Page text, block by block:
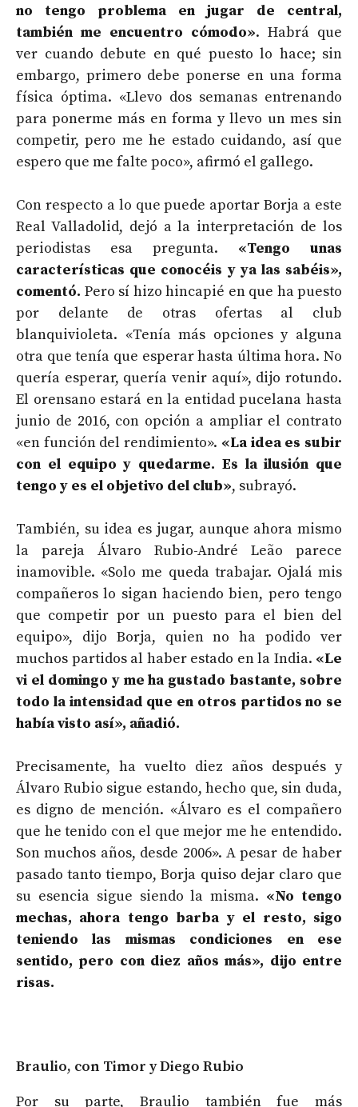
no tengo problema en jugar de central,
también me encuentro cómodo». Habrá que
ver cuando debute en qué puesto lo hace; sin
embargo, primero debe ponerse en una forma
física óptima. «Llevo dos semanas entrenando
para ponerme más en forma y llevo un mes sin
competir, pero me he estado cuidando, así que
espero que me falte poco», afirmó el gallego.
Con respecto a lo que puede aportar Borja a este
Real Valladolid, dejó a la interpretación de los
periodistas esa pregunta. «Tengo unas
características que conocéis y ya las sabéis»,
comentó. Pero sí hizo hincapié en que ha puesto
por delante de otras ofertas al club
blanquivioleta. «Tenía más opciones y alguna
otra que tenía que esperar hasta última hora. No
quería esperar, quería venir aquí», dijo rotundo.
El orensano estará en la entidad pucelana hasta
junio de 2016, con opción a ampliar el contrato
«en función del rendimiento». «La idea es subir
con el equipo y quedarme. Es la ilusión que
tengo y es el objetivo del club», subrayó.
También, su idea es jugar, aunque ahora mismo
la pareja Álvaro Rubio-André Leão parece
inamovible. «Solo me queda trabajar. Ojalá mis
compañeros lo sigan haciendo bien, pero tengo
que competir por un puesto para el bien del
equipo», dijo Borja, quien no ha podido ver
muchos partidos al haber estado en la India. «Le
vi el domingo y me ha gustado bastante, sobre
todo la intensidad que en otros partidos no se
había visto así», añadió.
Precisamente, ha vuelto diez años después y
Álvaro Rubio sigue estando, hecho que, sin duda,
es digno de mención. «Álvaro es el compañero
que he tenido con el que mejor me he entendido.
Son muchos años, desde 2006». A pesar de haber
pasado tanto tiempo, Borja quiso dejar claro que
su esencia sigue siendo la misma. «No tengo
mechas, ahora tengo barba y el resto, sigo
teniendo las mismas condiciones en ese
sentido, pero con diez años más», dijo entre
risas.
Braulio, con Timor y Diego Rubio
Por su parte, Braulio también fue más